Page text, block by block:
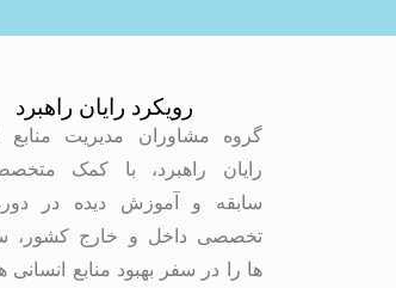
رویکرد رایان راهبرد
گروه مشاوران مدیریت منابع
رایان راهبرد، با کمک
سابقه و آموزش دیده در
تخصصی داخل و خارج کشور،
ها را در سفر بهبود منابع انسانی